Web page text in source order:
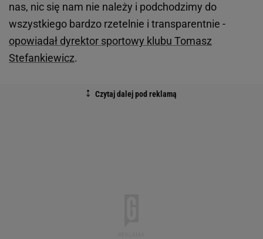
nas, nic się nam nie należy i podchodzimy do
wszystkiego bardzo rzetelnie i transparentnie -
opowiadał dyrektor sportowy klubu Tomasz
Stefankiewicz.